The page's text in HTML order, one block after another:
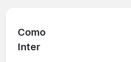
Como
Inter